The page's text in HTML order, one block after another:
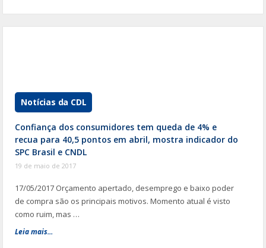
Notícias da CDL
Confiança dos consumidores tem queda de 4% e
recua para 40,5 pontos em abril, mostra indicador do
SPC Brasil e CNDL
19 de maio de 2017
17/05/2017 Orçamento apertado, desemprego e baixo poder
de compra são os principais motivos. Momento atual é visto
como ruim, mas …
Leia mais...